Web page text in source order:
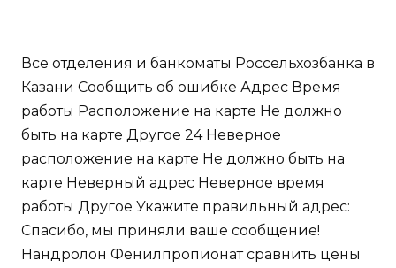
Все отделения и банкоматы Россельхозбанка в
Казани Сообщить об ошибке Адрес Время
работы Расположение на карте Не должно
быть на карте Другое 24 Неверное
расположение на карте Не должно быть на
карте Неверный адрес Неверное время
работы Другое Укажите правильный адрес:
Спасибо, мы приняли ваше сообщение!
Нандролон Фенилпропионат сравнить цены